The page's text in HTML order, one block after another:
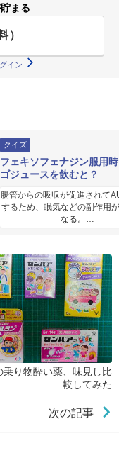
まる
）
イン
クイズ
フェキソフェナジン服用
ゴジュースを飲むと？
腸管からの吸収が促進されて
するため、眠気などの副作用
なる。…
乗り物酔い薬、味見し比
較してみた
次の記事